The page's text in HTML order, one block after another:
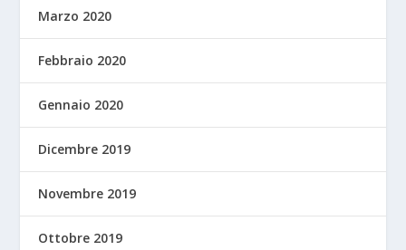
Marzo 2020
Febbraio 2020
Gennaio 2020
Dicembre 2019
Novembre 2019
Ottobre 2019